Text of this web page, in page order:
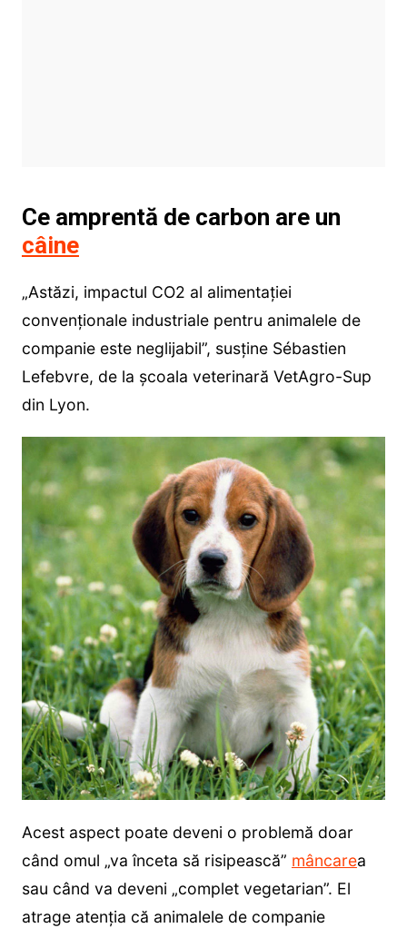
Ce amprentă de carbon are un
câine
„Astăzi, impactul CO2 al alimentației
convenționale industriale pentru animalele de
companie este neglijabil”, susține Sébastien
Lefebvre, de la școala veterinară VetAgro-Sup
din Lyon.
Acest aspect poate deveni o problemă doar
când omul „va înceta să risipească” mâncarea
sau când va deveni „complet vegetarian”. El
atrage atenția că animalele de companie